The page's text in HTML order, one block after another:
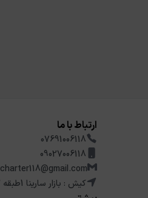
ارتباط با ما
07691006118
09027006118
charter118@gmail.com
کیش : بازار سارینا 1طبقه 2 واحد209